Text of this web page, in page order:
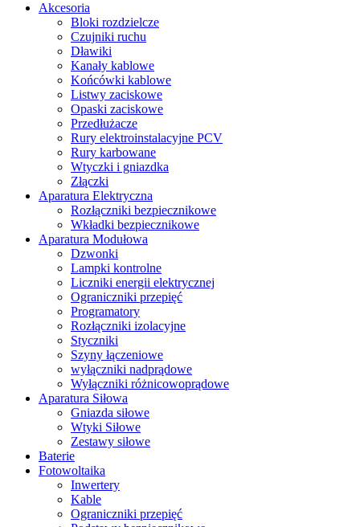
Akcesoria
Bloki rozdzielcze
Czujniki ruchu
Dławiki
Kanały kablowe
Końcówki kablowe
Listwy zaciskowe
Opaski zaciskowe
Przedłużacze
Rury elektroinstalacyjne PCV
Rury karbowane
Wtyczki i gniazdka
Złączki
Aparatura Elektryczna
Rozłączniki bezpiecznikowe
Wkładki bezpiecznikowe
Aparatura Modułowa
Dzwonki
Lampki kontrolne
Liczniki energii elektrycznej
Ograniczniki przepięć
Programatory
Rozłączniki izolacyjne
Styczniki
Szyny łączeniowe
wyłączniki nadprądowe
Wyłączniki różnicowoprądowe
Aparatura Siłowa
Gniazda siłowe
Wtyki Siłowe
Zestawy siłowe
Baterie
Fotowoltaika
Inwertery
Kable
Ograniczniki przepięć